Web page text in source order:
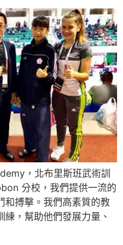
，北布里斯班武術訓
分校，我們提供一流的
和搏擊。我們高素質的教
，幫助他們發展力量、